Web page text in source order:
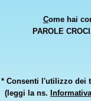
Come hai
PAROLE
* Consenti l'utilizzo dei
(leggi la ns.